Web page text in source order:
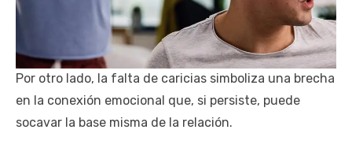
Por otro lado, la falta de caricias simboliza una brecha
en la conexión emocional que, si persiste, puede
socavar la base misma de la relación.